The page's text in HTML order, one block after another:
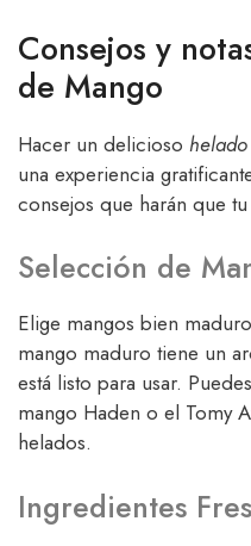
Consejos y
de Mango
Hacer un delicioso
una experiencia
consejos que harán que
Selección de
Elige mangos bien
mango maduro tiene un
está listo para usar.
mango Haden o el Tomy
helados.
Ingredientes